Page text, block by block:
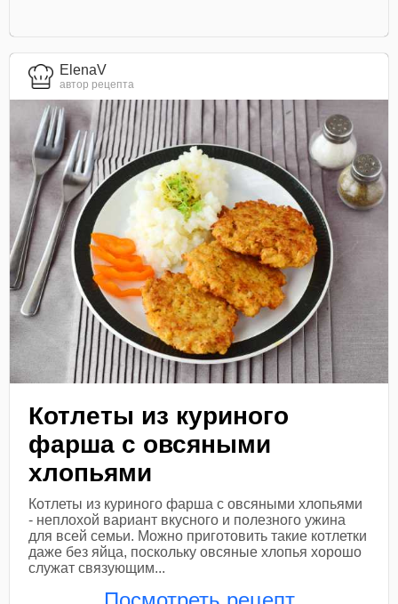
ElenaV
автор рецепта
Котлеты из куриного
фарша с овсяными
хлопьями
Котлеты из куриного фарша с овсяными хлопьями
- неплохой вариант вкусного и полезного ужина
для всей семьи. Можно приготовить такие котлетки
даже без яйца, поскольку овсяные хлопья хорошо
служат связующим...